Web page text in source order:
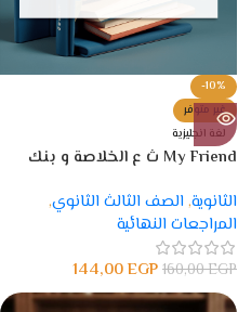
-10%
غير متوفر
لغة انجليزية
My Friend ث ع الخلاصة و بنك
الثانوية, الصف الثالث الثانوي,
المراجعات النهائية
160,00EGP
144,00EGP